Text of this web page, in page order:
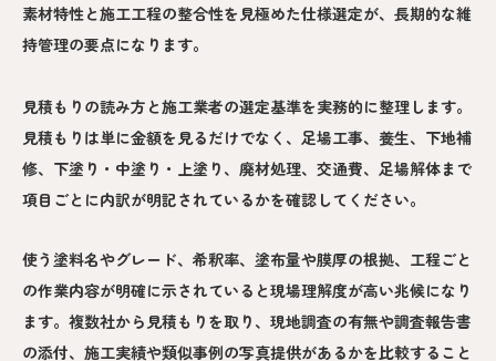
素材特性と施工工程の整合性を見極めた仕様選定が、長期的な維
持管理の要点になります。
見積もりの読み方と施工業者の選定基準を実務的に整理します。
見積もりは単に金額を見るだけでなく、足場工事、養生、下地補
修、下塗り・中塗り・上塗り、廃材処理、交通費、足場解体まで
項目ごとに内訳が明記されているかを確認してください。
使う塗料名やグレード、希釈率、塗布量や膜厚の根拠、工程ごと
の作業内容が明確に示されていると現場理解度が高い兆候になり
ます。複数社から見積もりを取り、現地調査の有無や調査報告書
の添付、施工実績や類似事例の写真提供があるかを比較すること